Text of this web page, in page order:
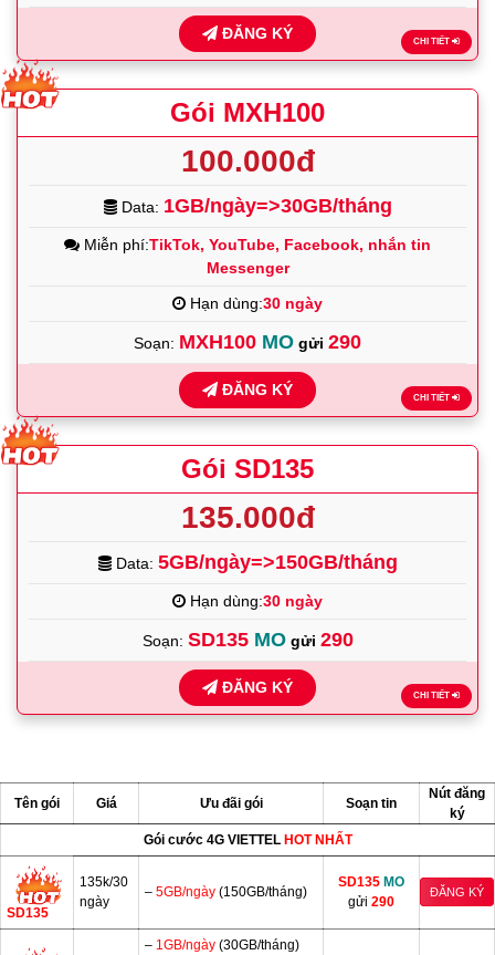
ĐĂNG KÝ CHI TIẾT
Gói MXH100
100.000đ
Data: 1GB/ngày=>30GB/tháng
Miễn phí:TikTok, YouTube, Facebook, nhắn tin
Messenger
Hạn dùng:30 ngày
Soạn: MXH100 MO gửi 290
ĐĂNG KÝ CHI TIẾT
Gói SD135
135.000đ
Data: 5GB/ngày=>150GB/tháng
Hạn dùng:30 ngày
Soạn: SD135MO gửi 290
ĐĂNG KÝ CHI TIẾT
Tên gói Giá Ưu đãi gói Soạn tin
Nút đăng
ký
Gói cước 4G VIETTEL HOT NHẤT
SD135
135k/30
ngày
– 5GB/ngày (150GB/tháng)
SD135 MO
gửi 290
ĐĂNG KÝ
– 1GB/ngày (30GB/tháng)